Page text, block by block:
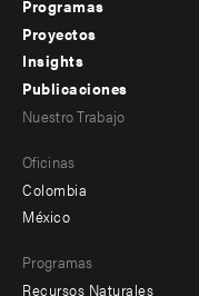
Footer
menu
-
Programas
Proyectos
Insights
Publicaciones
menu
-
Nuestro Trabajo
Oficinas
Colombia
México
Programas
Recursos Naturales